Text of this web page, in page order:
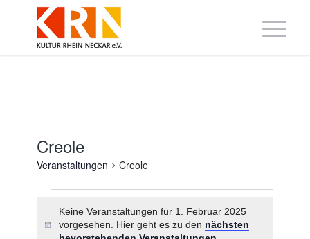
Creole
Veranstaltungen Creole
Februar
Hinweis
Keine Veranstaltungen für 1. Februar 2025
vorgesehen. Hier geht es zu den nächsten